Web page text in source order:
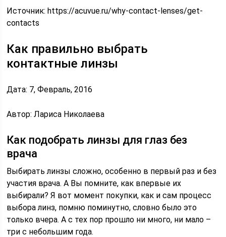
Источник:https://acuvue.ru/why-contact-lenses/get-
contacts
Как правильно выбрать
контактные линзы
Дата: 7, Февраль, 2016
Автор: Лариса Николаева
Как подобрать линзы для глаз без
врача
Выбирать линзы сложно, особенно в первый раз и без
участия врача. А Вы помните, как впервые их
выбирали? Я вот момент покупки, как и сам процесс
выбора линз, помню поминутно, словно было это
только вчера. А с тех пор прошло ни много, ни мало –
три с небольшим года.